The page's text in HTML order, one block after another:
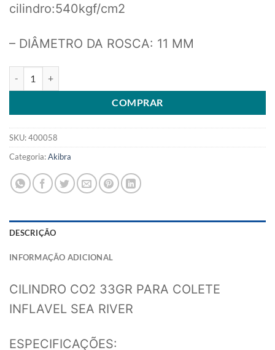
cilindro:540kgf/cm2
– DIÂMETRO DA ROSCA: 11 MM
COMPRAR
SKU:400058
Categoria:Akibra
DESCRIÇÃO
INFORMAÇÃO ADICIONAL
CILINDRO CO2 33GR PARA COLETE
INFLAVEL SEA RIVER
ESPECIFICAÇÕES: